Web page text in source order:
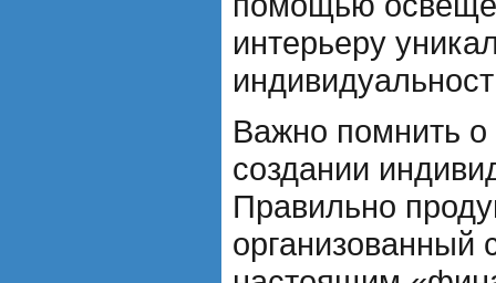
интерьеру
Важно помнить
создании
Правильно
организованный